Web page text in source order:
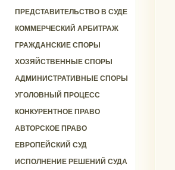
ПРЕДСТАВИТЕЛЬСТВО В СУДЕ
КОММЕРЧЕСКИЙ АРБИТРАЖ
ГРАЖДАНСКИЕ СПОРЫ
ХОЗЯЙСТВЕННЫЕ СПОРЫ
АДМИНИСТРАТИВНЫЕ СПОРЫ
УГОЛОВНЫЙ ПРОЦЕСС
КОНКУРЕНТНОЕ ПРАВО
АВТОРСКОЕ ПРАВО
ЕВРОПЕЙСКИЙ СУД
ИСПОЛНЕНИЕ РЕШЕНИЙ СУДА